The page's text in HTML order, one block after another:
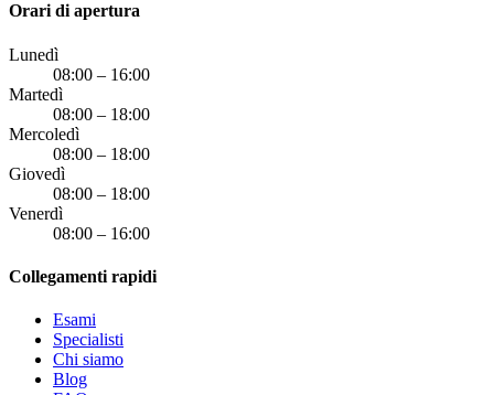
Orari di apertura
Lunedì
08:00 – 16:00
Martedì
08:00 – 18:00
Mercoledì
08:00 – 18:00
Giovedì
08:00 – 18:00
Venerdì
08:00 – 16:00
Collegamenti rapidi
Esami
Specialisti
Chi siamo
Blog